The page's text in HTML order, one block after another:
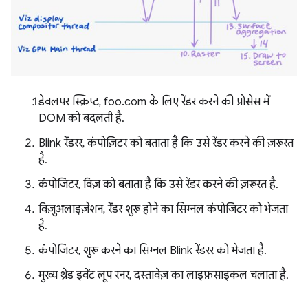
डेवलपर स्क्रिप्ट, foo.com के लिए रेंडर करने की प्रोसेस में
DOM को बदलती है.
Blink रेंडरर, कंपोज़िटर को बताता है कि उसे रेंडर करने की ज़रूरत
है.
कंपोजिटर, विज़ को बताता है कि उसे रेंडर करने की ज़रूरत है.
विज़ुअलाइज़ेशन, रेंडर शुरू होने का सिग्नल कंपोजिटर को भेजता
है.
कंपोजिटर, शुरू करने का सिग्नल Blink रेंडरर को भेजता है.
मुख्य थ्रेड इवेंट लूप रनर, दस्तावेज़ का लाइफ़साइकल चलाता है.